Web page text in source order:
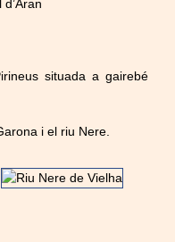
situada a gairebé
i el riu Nere.